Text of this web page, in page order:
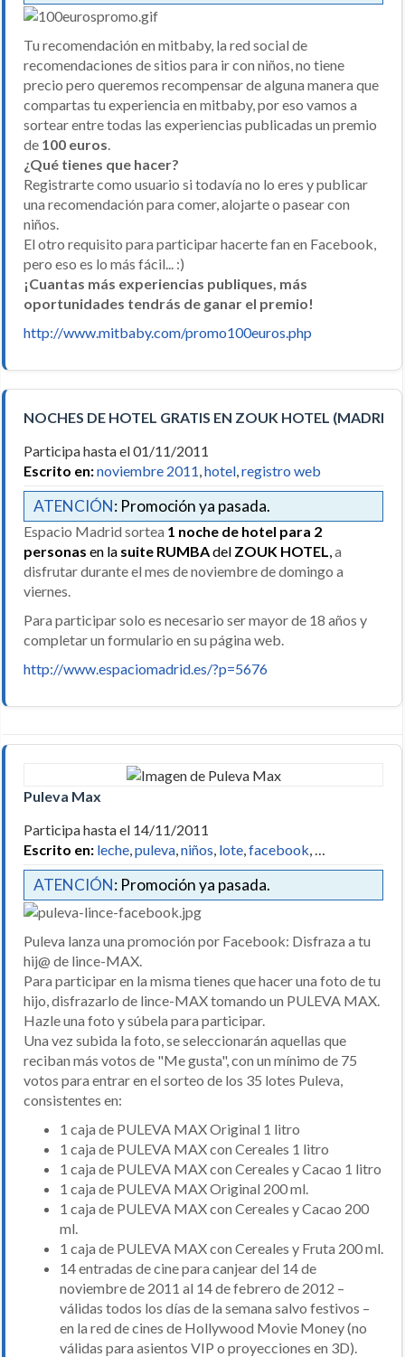
Tu recomendación en mitbaby, la red social de
recomendaciones de sitios para ir con niños, no tiene
precio pero queremos recompensar de alguna manera que
compartas tu experiencia en mitbaby, por eso vamos a
sortear entre todas las experiencias publicadas un premio
de 100 euros
¿Qué tienes que hacer?
Registrarte como usuario si todavía no lo eres y publicar
una recomendación para comer, alojarte o pasear con
niños.
El otro requisito para participar hacerte fan en Facebook,
pero eso es lo más fácil... :)
¡Cuantas más experiencias publiques, más
oportunidades tendrás de ganar el premio!
http://www.mitbaby.com/promo100euros.php
NOCHES DE HOTEL GRATIS EN ZOUK HOTEL (MADRID)
Participa hasta el 01/11/2011
Escrito en:noviembre 2011 hotel registro web
ATENCIÓN: Promoción ya pasada.
Espacio Madrid sortea 1 noche de hotel para 2
personas en la suite RUMBAdel ZOUK HOTEL
a
disfrutar durante el mes de noviembre de domingo a
viernes.
Para participar solo es necesario ser mayor de 18 años y
completar un formulario en su página web.
http://www.espaciomadrid.es/?p=5676
Puleva Max
Participa hasta el 14/11/2011
Escrito en: leche puleva niños lote facebook
ATENCIÓN: Promoción ya pasada.
Puleva lanza una promoción por Facebook: Disfraza a tu
hij@ de lince-MAX.
Para participar en la misma tienes que hacer una foto de tu
hijo, disfrazarlo de lince-MAX tomando un PULEVA MAX.
Hazle una foto y súbela para participar.
Una vez subida la foto, se seleccionarán aquellas que
reciban más votos de "Me gusta", con un mínimo de 75
votos para entrar en el sorteo de los 35 lotes Puleva,
consistentes en:
1 caja de PULEVA MAX Original 1 litro
1 caja de PULEVA MAX con Cereales 1 litro
1 caja de PULEVA MAX con Cereales y Cacao 1 litro
1 caja de PULEVA MAX Original 200 ml.
1 caja de PULEVA MAX con Cereales y Cacao 200
ml.
1 caja de PULEVA MAX con Cereales y Fruta 200 ml.
14 entradas de cine para canjear del 14 de
noviembre de 2011 al 14 de febrero de 2012 –
válidas todos los días de la semana salvo festivos –
en la red de cines de Hollywood Movie Money (no
válidas para asientos VIP o proyecciones en 3D).